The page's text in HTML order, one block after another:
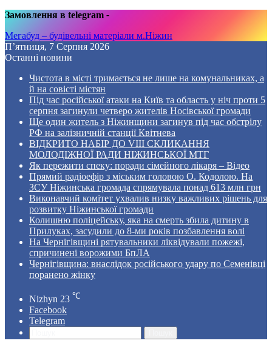
Замовлення в telegram -
Мегабуд – будівельні матеріали м.Ніжин
П’ятниця, 7 Серпня 2026
Останні новини
Чистота в місті тримається не лише на комунальниках, а
й на совісті містян
Під час російської атаки на Київ та область у ніч проти 5
серпня загинули четверо жителів Носівської громади
Ще один житель з Ніжинщини загинув під час обстрілу
РФ на залізничній станції Квітнева
ВІДКРИТО НАБІР ДО VIII СКЛИКАННЯ
МОЛОДІЖНОЇ РАДИ НІЖИНСЬКОЇ МТГ
Як пережити спеку: поради сімейного лікаря – Відео
Прямий радіоефір з міським головою О. Кодолою. На
ЗСУ Ніжинська громада спрямувала понад 613 млн грн
Виконавчий комітет ухвалив низку важливих рішень для
розвитку Ніжинської громади
Колишню поліцейську, яка на смерть збила дитину в
Прилуках, засудили до 8-ми років позбавлення волі
На Чернігівщині рятувальники ліквідували пожежі,
спричинені ворожими БпЛА
Чернігівщина: внаслідок російського удару по Семенівці
поранено жінку
Nizhyn 23 ℃
Facebook
Telegram